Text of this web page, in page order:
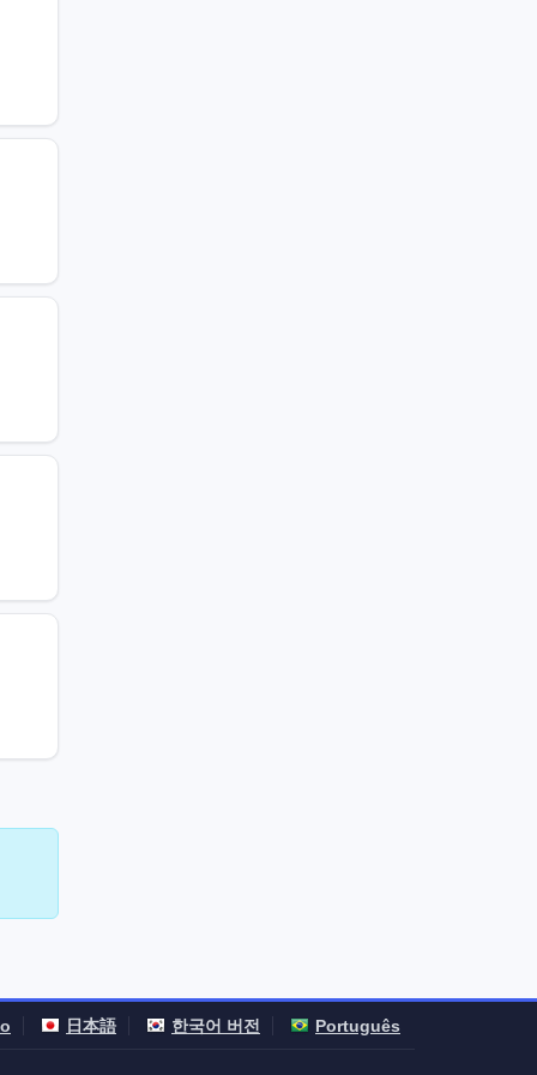
日本語 한국어 버전 Português